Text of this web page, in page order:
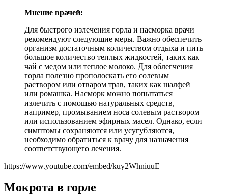
Мнение врачей:
Для быстрого излечения горла и насморка врачи
рекомендуют следующие меры. Важно обеспечить
организм достаточным количеством отдыха и пить
большое количество теплых жидкостей, таких как
чай с медом или теплое молоко. Для облегчения
горла полезно прополоскать его солевым
раствором или отваром трав, таких как шалфей
или ромашка. Насморк можно попытаться
излечить с помощью натуральных средств,
например, промыванием носа солевым раствором
или использованием эфирных масел. Однако, если
симптомы сохраняются или усугубляются,
необходимо обратиться к врачу для назначения
соответствующего лечения.
https://www.youtube.com/embed/kuy2WhniuuE
Мокрота в горле